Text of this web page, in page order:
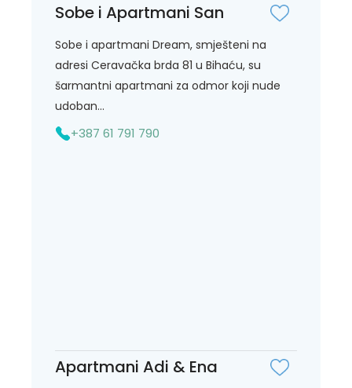
Sobe i Apartmani San
Sobe i apartmani Dream, smješteni na
adresi Ceravačka brda 81 u Bihaću, su
šarmantni apartmani za odmor koji nude
udoban...
+387 61 791 790
Apartmani Adi & Ena